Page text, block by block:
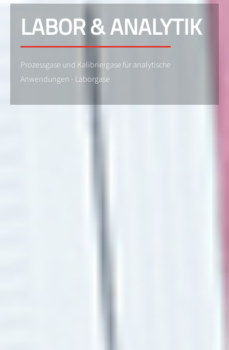
LABOR & ANALYTIK
Prozessgase und Kalibriergase für analytische
Anwendungen - Laborgase